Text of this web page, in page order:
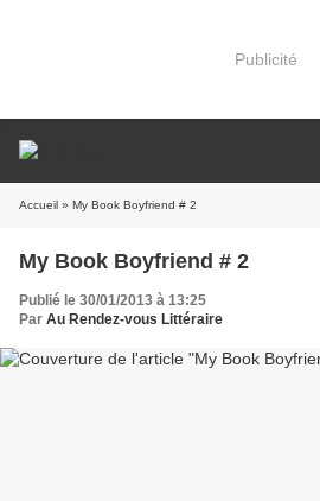
Publicité
Accueil » My Book Boyfriend # 2
My Book Boyfriend # 2
Publié le 30/01/2013 à 13:25
Par Au Rendez-vous Littéraire